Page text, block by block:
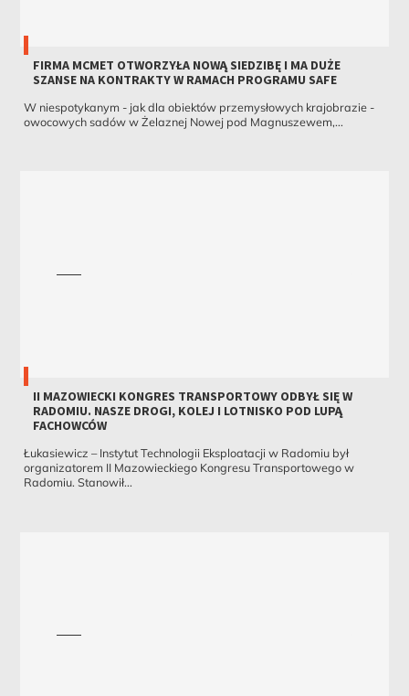
FIRMA MCMET OTWORZYŁA NOWĄ SIEDZIBĘ I MA DUŻE
SZANSE NA KONTRAKTY W RAMACH PROGRAMU SAFE
W niespotykanym - jak dla obiektów przemysłowych krajobrazie -
owocowych sadów w Żelaznej Nowej pod Magnuszewem,...
II MAZOWIECKI KONGRES TRANSPORTOWY ODBYŁ SIĘ W
RADOMIU. NASZE DROGI, KOLEJ I LOTNISKO POD LUPĄ
FACHOWCÓW
Łukasiewicz – Instytut Technologii Eksploatacji w Radomiu był
organizatorem II Mazowieckiego Kongresu Transportowego w
Radomiu. Stanowił...